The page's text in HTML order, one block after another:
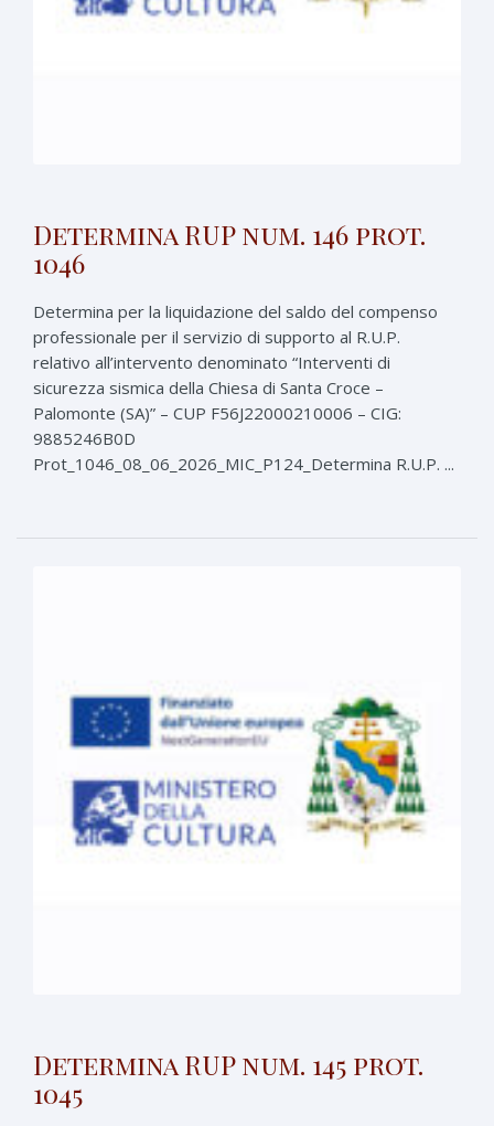
Determina RUP num. 146 prot.
1046
Determina per la liquidazione del saldo del compenso
professionale per il servizio di supporto al R.U.P.
relativo all’intervento denominato “Interventi di
sicurezza sismica della Chiesa di Santa Croce –
Palomonte (SA)” – CUP F56J22000210006 – CIG:
9885246B0D
Prot_1046_08_06_2026_MIC_P124_Determina R.U.P. ...
Determina RUP num. 145 prot.
1045